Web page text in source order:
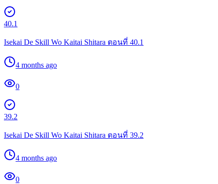
40.1
Isekai De Skill Wo Kaitai Shitara ตอนที่ 40.1
4 months ago
0
39.2
Isekai De Skill Wo Kaitai Shitara ตอนที่ 39.2
4 months ago
0